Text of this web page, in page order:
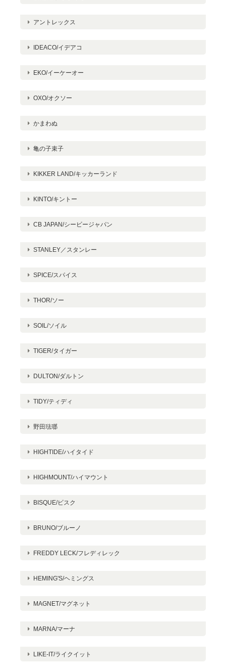
アントレックス
IDEACO/イデアコ
EKO/イーケーオー
OXO/オクソー
かまわぬ
亀の子束子
KIKKER LAND/キッカーランド
KINTO/キントー
CB JAPAN/シービージャパン
STANLEY／スタンレー
SPICE/スパイス
THOR/ソー
SOIL/ソイル
TIGER/タイガー
DULTON/ダルトン
TIDY/ティディ
野田琺瑯
HIGHTIDE/ハイタイド
HIGHMOUNT/ハイマウント
BISQUE/ビスク
BRUNO/ブルーノ
FREDDY LECK/フレディレック
HEMING'S/ヘミングス
MAGNET/マグネット
MARNA/マーナ
LIKE-IT/ライクイット